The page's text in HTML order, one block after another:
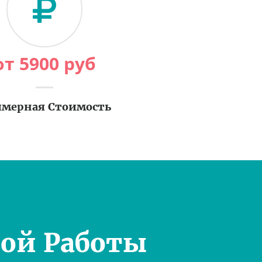
5900 руб
Стоимость
Работы